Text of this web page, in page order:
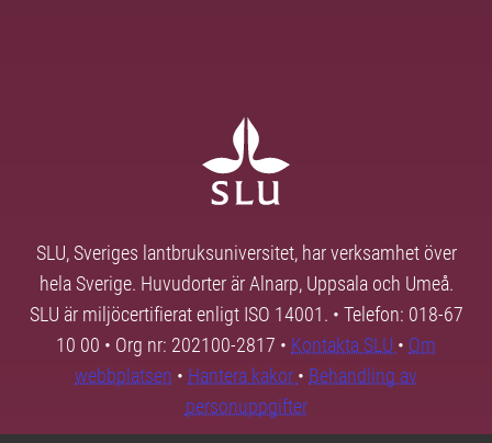
SLU, Sveriges lantbruksuniversitet, har verksamhet över
hela Sverige. Huvudorter är Alnarp, Uppsala och Umeå.
SLU är miljöcertifierat enligt ISO 14001. • Telefon: 018-67
10 00 • Org nr: 202100-2817 • Kontakta SLU • Om
webbplatsen • Hantera kakor • Behandling av
personuppgifter